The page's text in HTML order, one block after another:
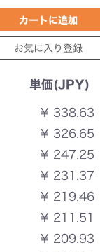
単価(JPY)
¥ 338.63
¥ 326.65
¥ 247.25
¥ 231.37
¥ 219.46
¥ 211.51
¥ 209.93